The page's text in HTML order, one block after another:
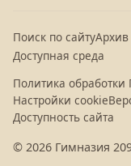
Поиск по сайтуАрхив
Доступная среда
Политика обработки
Настройки cookie
Доступность сайта
© 2026 Гимназия